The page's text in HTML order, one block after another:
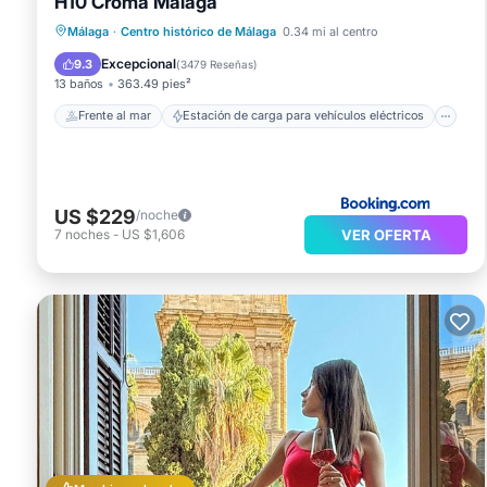
Málaga · Centro histórico de Málaga 0.34 mi al centro
9.3 Excepcional(3479 Reseñas)
13 baños 363.49 pies²
Frente al mar Estación de carga para vehículos eléctricos
Estación de carga para vehículos eléctricos
Aparcamiento
Piscina
US $229/noche
7 noches - US $1,606 VER OFERTA